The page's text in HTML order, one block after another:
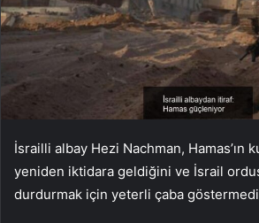
İsrailli albay Hezi Nachman, Hamas’ın
yeniden iktidara geldiğini ve İsrail
durdurmak için yeterli çaba